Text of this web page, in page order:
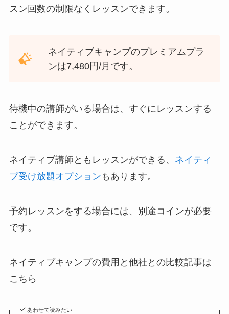
スン回数の制限なくレッスンできます。
ネイティブキャンプのプレミアムプラ
ンは7,480円/月です。
待機中の講師がいる場合は、すぐにレッスンする
ことができます。
ネイティブ講師ともレッスンができる、 ネイティ
ブ受け放題オプション もあります。
予約レッスンをする場合には、別途コインが必要
です。
ネイティブキャンプの費用と他社との比較記事は
こちら
あわせて読みたい